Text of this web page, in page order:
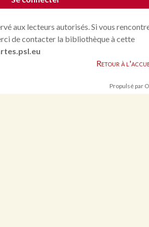
aux lecteurs autorisés. Si vous
de contacter la bibliothèque à cette
Retour à
Propulsé par